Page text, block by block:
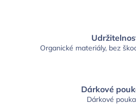
Organické materiály, bez
Dárkové
Dárkové